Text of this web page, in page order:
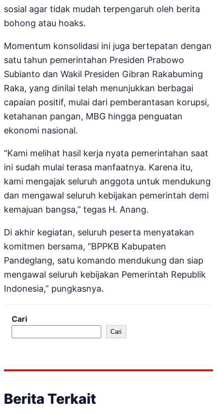
sosial agar tidak mudah terpengaruh oleh berita
bohong atau hoaks.
Momentum konsolidasi ini juga bertepatan dengan
satu tahun pemerintahan Presiden Prabowo
Subianto dan Wakil Presiden Gibran Rakabuming
Raka, yang dinilai telah menunjukkan berbagai
capaian positif, mulai dari pemberantasan korupsi,
ketahanan pangan, MBG hingga penguatan
ekonomi nasional.
“Kami melihat hasil kerja nyata pemerintahan saat
ini sudah mulai terasa manfaatnya. Karena itu,
kami mengajak seluruh anggota untuk mendukung
dan mengawal seluruh kebijakan pemerintah demi
kemajuan bangsa,” tegas H. Anang.
Di akhir kegiatan, seluruh peserta menyatakan
komitmen bersama, “BPPKB Kabupaten
Pandeglang, satu komando mendukung dan siap
mengawal seluruh kebijakan Pemerintah Republik
Indonesia,” pungkasnya.
Cari
Cari
Berita Terkait